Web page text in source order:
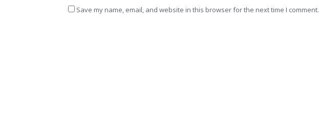
Save my name, email, and website in this browser for the next time I comment.